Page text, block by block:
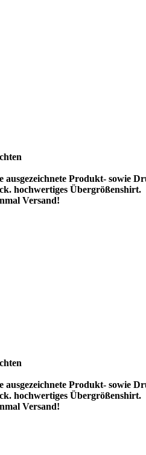
Produkt- sowie
hochwertiges Übergrößenshirt.
Versand!
Produkt- sowie
hochwertiges Übergrößenshirt.
Versand!